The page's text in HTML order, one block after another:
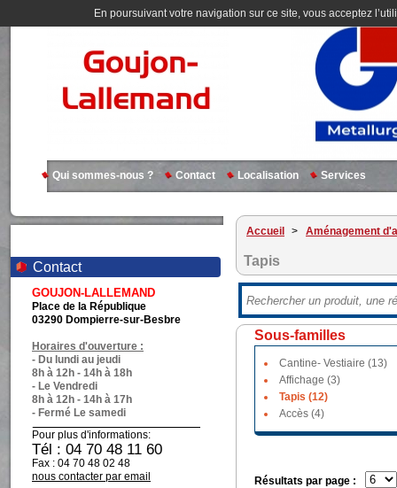
En poursuivant votre navigation sur ce site, vous acceptez
Qui sommes-nous ? Contact Localisation Services
Contact
GOUJON-LALLEMAND
Place de la République
03290 Dompierre-sur-Besbre
Horaires d'ouverture :
- Du lundi au jeudi
8h à 12h - 14h à 18h
- Le Vendredi
8h à 12h - 14h à 17h
- Fermé Le samedi
Pour plus d'informations:
Tél : 04 70 48 11 60
Fax : 04 70 48 02 48
nous contacter par email
Accueil > Aménagement
Tapis
Sous-familles
Cantine- Vestiaire (13)
Affichage (3)
Tapis (12)
Accès (4)
Résultats par page :